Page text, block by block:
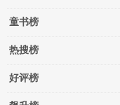
童书榜
热搜榜
好评榜